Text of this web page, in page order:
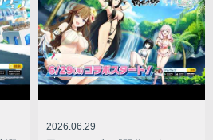
2026.06.29